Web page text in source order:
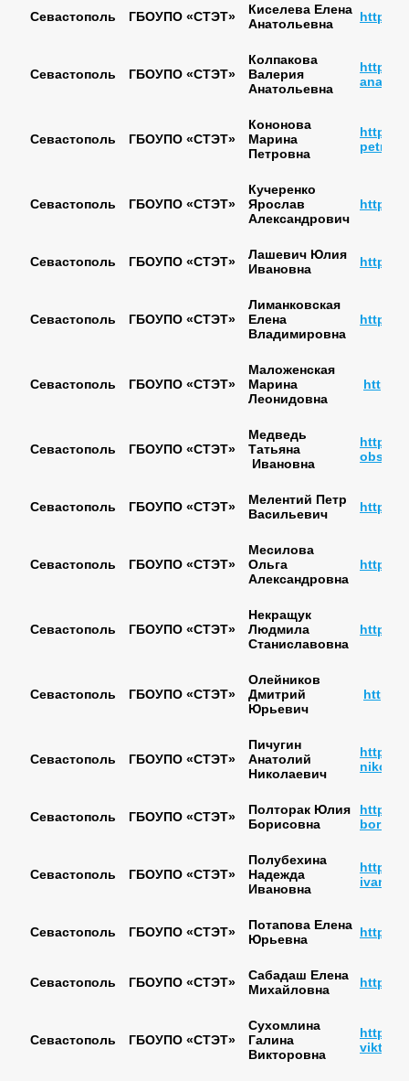
Севастополь ГБОУПО «СТЭТ»
Киселева Елена
Анатольевна
https://
Севастополь ГБОУПО «СТЭТ»
Колпакова
Валерия
Анатольевна
https://
Севастополь ГБОУПО «СТЭТ»
Кононова
Марина
Петровна
https://
Севастополь ГБОУПО «СТЭТ»
Кучеренко
Ярослав
Александрович
https://
Севастополь ГБОУПО «СТЭТ»
Лашевич Юлия
Ивановна
https://
Севастополь ГБОУПО «СТЭТ»
Лиманковская
Елена
Владимировна
https://
Севастополь ГБОУПО «СТЭТ»
Маложенская
Марина
Леонидовна
Севастополь ГБОУПО «СТЭТ»
Медведь
Татьяна
Ивановна
http://
Севастополь ГБОУПО «СТЭТ»
Мелентий Петр
Васильевич
http://
Севастополь ГБОУПО «СТЭТ»
Месилова
Ольга
Александровна
https://
Севастополь ГБОУПО «СТЭТ»
Некращук
Людмила
Станиславовна
https://
Севастополь ГБОУПО «СТЭТ»
Олейников
Дмитрий
Юрьевич
Севастополь ГБОУПО «СТЭТ»
Пичугин
Анатолий
Николаевич
https://
Севастополь ГБОУПО «СТЭТ»
Полторак Юлия
Борисовна
https://
Севастополь ГБОУПО «СТЭТ»
Полубехина
Надежда
Ивановна
https://
Севастополь ГБОУПО «СТЭТ»
Потапова Елена
Юрьевна
https://
Севастополь ГБОУПО «СТЭТ»
Сабадаш Елена
Михайловна
https://
Севастополь ГБОУПО «СТЭТ»
Сухомлина
Галина
Викторовна
https://